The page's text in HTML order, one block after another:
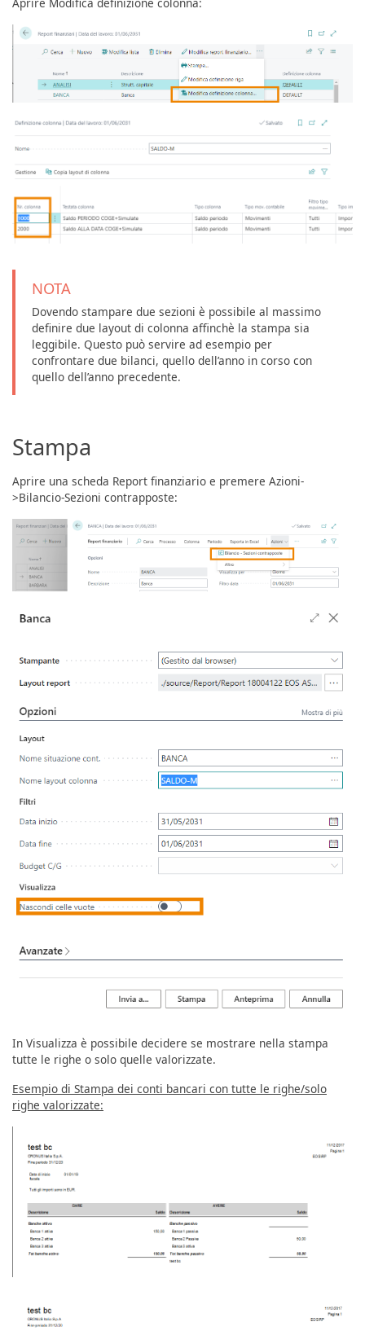
NOTA
Dovendo stampare due sezioni è possibile al massimo
definire due layout di colonna affinchè la stampa sia
leggibile. Questo può servire ad esempio per
confrontare due bilanci, quello dell’anno in corso con
quello dell’anno precedente.
Stampa
Aprire una scheda Report finanziario e premere Azioni-
>Bilancio-Sezioni contrapposte:
In Visualizza è possibile decidere se mostrare nella stampa
tutte le righe o solo quelle valorizzate.
Esempio di Stampa dei conti bancari con tutte le righe/solo
righe valorizzate: